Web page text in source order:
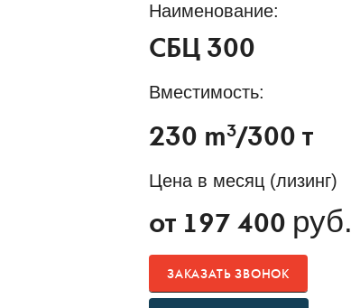
Наименование:
СБЦ 300
Вместимость:
230 m3/300 т
Цена в месяц (лизинг)
от 197 400 руб.
ЗАКАЗАТЬ ЗВОНОК